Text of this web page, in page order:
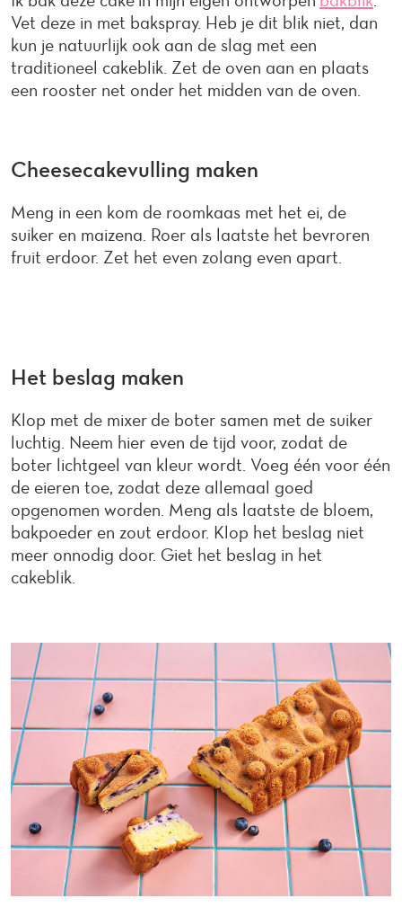
Vet deze in met bakspray. Heb je dit blik niet, dan
kun je natuurlijk ook aan de slag met een
traditioneel cakeblik. Zet de oven aan en plaats
een rooster net onder het midden van de oven.
Cheesecakevulling maken
Meng in een kom de roomkaas met het ei, de
suiker en maizena. Roer als laatste het bevroren
fruit erdoor. Zet het even zolang even apart.
Het beslag maken
Klop met de mixer de boter samen met de suiker
luchtig. Neem hier even de tijd voor, zodat de
boter lichtgeel van kleur wordt. Voeg één voor één
de eieren toe, zodat deze allemaal goed
opgenomen worden. Meng als laatste de bloem,
bakpoeder en zout erdoor. Klop het beslag niet
meer onnodig door. Giet het beslag in het
cakeblik.